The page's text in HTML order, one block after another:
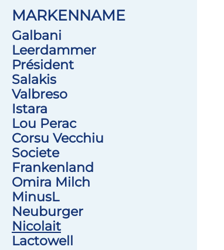
MARKENNAME
Galbani
Leerdammer
Président
Salakis
Valbreso
Istara
Lou Perac
Corsu Vecchiu
Societe
Frankenland
Omira Milch
MinusL
Neuburger
Nicolait
Lactowell